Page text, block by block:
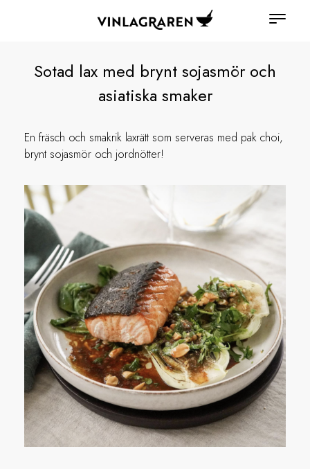
Sotad lax med brynt sojasmör och
asiatiska smaker
En fräsch och smakrik laxrätt som serveras med pak choi,
brynt sojasmör och jordnötter!